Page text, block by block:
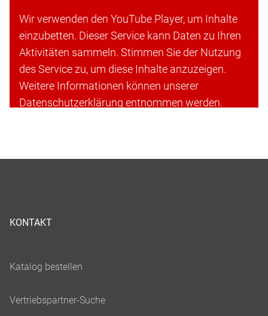
Wir verwenden den YouTube Player, um Inhalte
einzubetten. Dieser Service kann Daten zu Ihren
Aktivitäten sammeln. Stimmen Sie der Nutzung
des Service zu, um diese Inhalte anzuzeigen.
Weitere Informationen können unserer
Datenschutzerklärung entnommen werden.
KONTAKT